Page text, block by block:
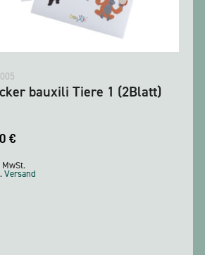
bauxili Tiere 1 (2Blatt)
€
Versand